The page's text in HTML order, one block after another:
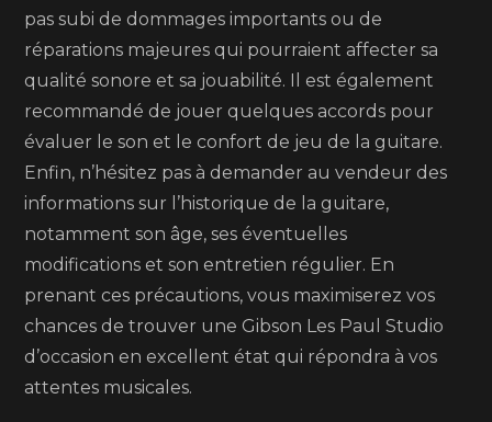
pas subi de dommages importants ou de
réparations majeures qui pourraient affecter sa
qualité sonore et sa jouabilité. Il est également
recommandé de jouer quelques accords pour
évaluer le son et le confort de jeu de la guitare.
Enfin, n’hésitez pas à demander au vendeur des
informations sur l’historique de la guitare,
notamment son âge, ses éventuelles
modifications et son entretien régulier. En
prenant ces précautions, vous maximiserez vos
chances de trouver une Gibson Les Paul Studio
d’occasion en excellent état qui répondra à vos
attentes musicales.